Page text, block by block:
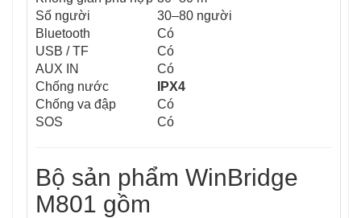
Số người
30–80 người
Bluetooth
Có
USB / TF
Có
AUX IN
Có
Chống nước
IPX4
Chống va đập
Có
SOS
Có
Bộ sản phẩm WinBridge
M801 gồm